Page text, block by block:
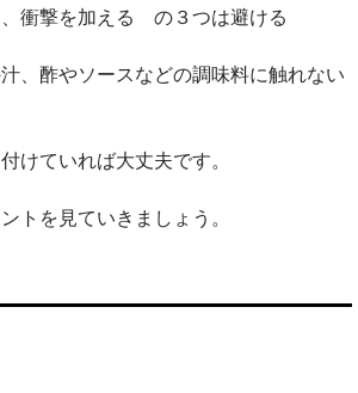
、衝撃を加える の３つは避ける
、酢やソースなどの調味料に触れない
けていれば大丈夫です。
トを見ていきましょう。